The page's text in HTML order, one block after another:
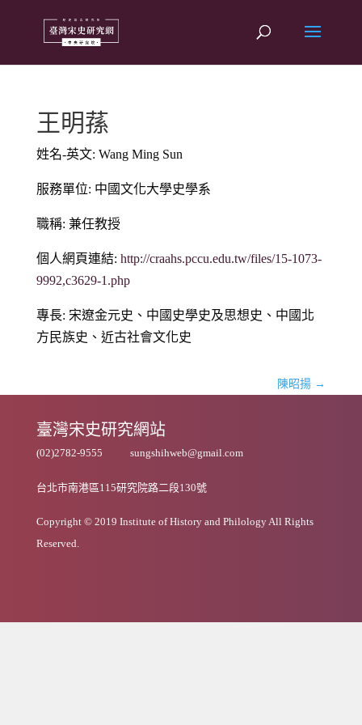
王明蓀
姓名-英文: Wang Ming Sun
服務單位: 中國文化大學史學系
職稱: 兼任教授
個人網頁連結: http://craahs.pccu.edu.tw/files/15-1073-
9992,c3629-1.php
專長: 宋遼金元史、中國史學史及思想史、中國北
方民族史、近古社會文化史
陳昭揚 →
臺灣宋史研究網站
(02)2782-9555 sungshihweb@gmail.com
台北市南港區115研究院路二段130號
Copyright © 2019 Institute of History and Philology All Rights
Reserved.